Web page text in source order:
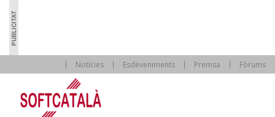
Notícies Esdeveniments Premsa Fòrums